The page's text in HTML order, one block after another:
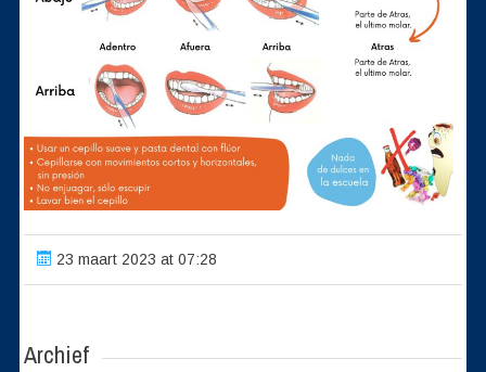
23 maart 2023 at 07:28
Archief